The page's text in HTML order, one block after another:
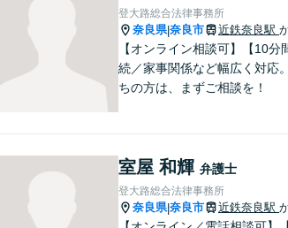
登大路総合法律事務所
奈良県|奈良市 近鉄奈良駅
【オンライン相談可】【10
続／家事関係など幅広く対応
ちの方は、まずご相談を！
室屋 和輝 弁護士
登大路総合法律事務所
奈良県|奈良市 近鉄奈良駅